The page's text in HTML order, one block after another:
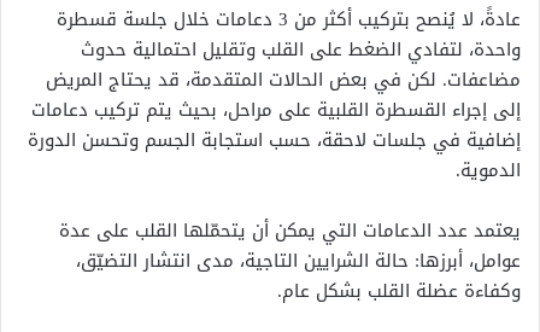
عادةً، لا يُنصح بتركيب أكثر من 3 دعامات خلال جلسة قسطرة
واحدة، لتفادي الضغط على القلب وتقليل احتمالية حدوث
مضاعفات. لكن في بعض الحالات المتقدمة، قد يحتاج المريض
إلى إجراء القسطرة القلبية على مراحل، بحيث يتم تركيب دعامات
إضافية في جلسات لاحقة، حسب استجابة الجسم وتحسن الدورة
الدموية.
يعتمد عدد الدعامات التي يمكن أن يتحمّلها القلب على عدة
عوامل، أبرزها: حالة الشرايين التاجية، مدى انتشار التضيّق،
وكفاءة عضلة القلب بشكل عام.